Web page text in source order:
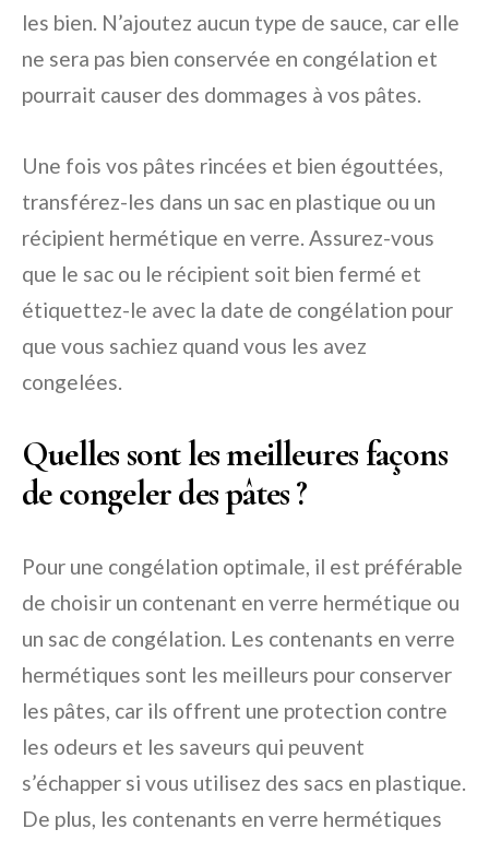
les bien. N’ajoutez aucun type de sauce, car elle
ne sera pas bien conservée en congélation et
pourrait causer des dommages à vos pâtes.
Une fois vos pâtes rincées et bien égouttées,
transférez-les dans un sac en plastique ou un
récipient hermétique en verre. Assurez-vous
que le sac ou le récipient soit bien fermé et
étiquettez-le avec la date de congélation pour
que vous sachiez quand vous les avez
congelées.
Quelles sont les meilleures façons
de congeler des pâtes ?
Pour une congélation optimale, il est préférable
de choisir un contenant en verre hermétique ou
un sac de congélation. Les contenants en verre
hermétiques sont les meilleurs pour conserver
les pâtes, car ils offrent une protection contre
les odeurs et les saveurs qui peuvent
s’échapper si vous utilisez des sacs en plastique.
De plus, les contenants en verre hermétiques